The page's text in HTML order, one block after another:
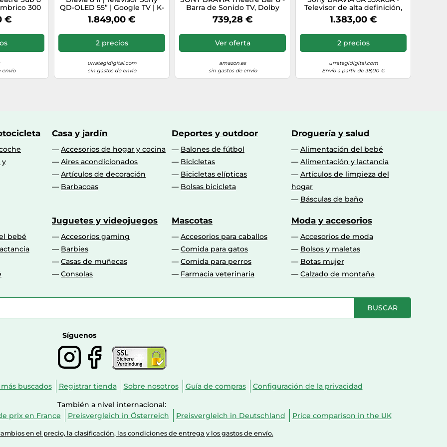
300
Sonido y
SW8,
€
envío
QD-OLED 55” | Google TV | K-
55XR8M2
1.849,00 €
2 precios
urrategidigital.com
sin gastos de envío
Barra de Sonido TV, Dolby
Atmos® 11 Altavoces, Wi-Fi®,
Bluetooth®, 360 Spatial
2024
739,28 €
Ver oferta
amazon.es
sin gastos de envío
Televisor de alta definición,
OLED, HDR10, HLG, Dolby
Vision, Netflix, Prime Video,
Wi-Fi, 4 - Televisor de alta
definición
1.383,00 €
2 precios
urrategidigital.com
Envío a partir de 38,00 €
y
Casa y jardín
Accesorios de hogar y cocina
Aires acondicionados
Artículos de decoración
Barbacoas
Deportes y outdoor
Balones de fútbol
Bicicletas
Bicicletas elípticas
Bolsas bicicleta
Droguería y salud
Alimentación del bebé
Alimentación y lactancia
Artículos de limpieza del
hogar
Básculas de baño
bebé
Juguetes y videojuegos
Accesorios gaming
Barbies
Casas de muñecas
Consolas
Mascotas
Accesorios para caballos
Comida para gatos
Comida para perros
Farmacia veterinaria
Moda y accesorios
Accesorios de moda
Bolsos y maletas
Botas mujer
Calzado de montaña
BUSCAR
Síguenos
más buscados Registrar tienda Sobre nosotros Guía de compras Configuración de la privacidad
También a nivel internacional:
prix en France Preisvergleich in Österreich Preisvergleich in Deutschland Price comparison in the UK
en el precio, la clasificación, las condiciones de entrega y los gastos de envío.